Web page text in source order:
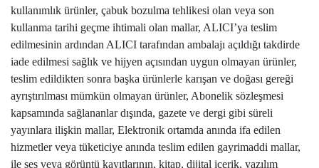
kullanımlık ürünler, çabuk bozulma tehlikesi olan veya son
kullanma tarihi geçme ihtimali olan mallar, ALICI’ya teslim
edilmesinin ardından ALICI tarafından ambalajı açıldığı takdirde
iade edilmesi sağlık ve hijyen açısından uygun olmayan ürünler,
teslim edildikten sonra başka ürünlerle karışan ve doğası gereği
ayrıştırılması mümkün olmayan ürünler, Abonelik sözleşmesi
kapsamında sağlananlar dışında, gazete ve dergi gibi süreli
yayınlara ilişkin mallar, Elektronik ortamda anında ifa edilen
hizmetler veya tüketiciye anında teslim edilen gayrimaddi mallar,
ile ses veya görüntü kayıtlarının, kitap, dijital içerik, yazılım